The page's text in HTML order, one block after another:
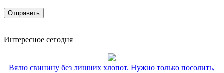
Интересное сегодня
Вялю свинину без лишних хлопот. Нужно только посолить,